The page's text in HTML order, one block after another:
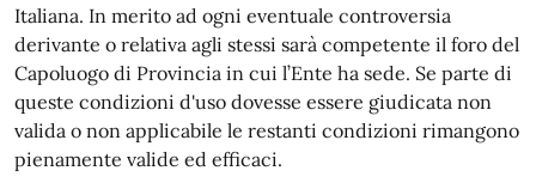
Italiana. In merito ad ogni eventuale controversia
derivante o relativa agli stessi sarà competente il foro del
Capoluogo di Provincia in cui l’Ente ha sede. Se parte di
queste condizioni d'uso dovesse essere giudicata non
valida o non applicabile le restanti condizioni rimangono
pienamente valide ed efficaci.